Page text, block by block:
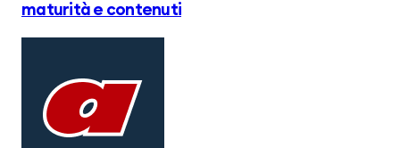
maturità e contenuti